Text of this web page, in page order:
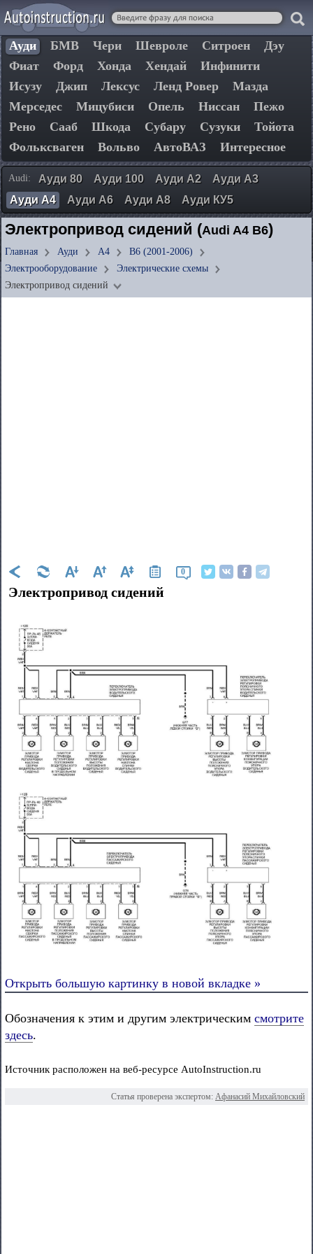
Ауди БМВ Чери Шевроле Ситроен
Дэу
Фиат
Форд Хонда Хендай
Инфинити
Исузу
Джип Лексус Ленд Ровер
Мазда
Мерседес
Мицубиси Опель Ниссан
Пежо
Рено
Сааб Шкода Субару Сузуки
Тойота
Фольксваген
Вольво АвтоВАЗ Интересное
Audi: Ауди 80 Ауди 100 Ауди А2
Ауди А3
Ауди А4
Ауди А6 Ауди А8 Ауди КУ5
Электропривод сидений (Audi A4 B6)
Главная Ауди А4
B6 (2001-2006)
Электрооборудование
Электрические схемы
Электропривод сидений
0
Электропривод сидений
Открыть большую картинку в новой вкладке »
Обозначения к этим и другим электрическим смотрите
здесь.
Источник расположен на веб-ресурсе AutoInstruction.ru
Статья проверена экспертом: Афанасий Михайловский